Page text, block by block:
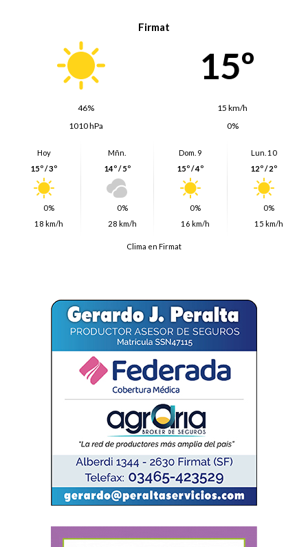
Firmat
15º
46%
15 km/h
1010 hPa
0%
Hoy
15º / 3º
0%
18 km/h
Mñn.
14º / 5º
0%
28 km/h
Dom. 9
15º / 4º
0%
16 km/h
Lun. 10
12º / 2º
0%
15 km/h
Clima en Firmat